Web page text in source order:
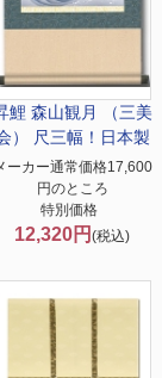
鯉 森山観月 （三美
） 尺三幅！日本製
ーカー通常価格17,600
円のところ
特別価格
12,320円(税込)